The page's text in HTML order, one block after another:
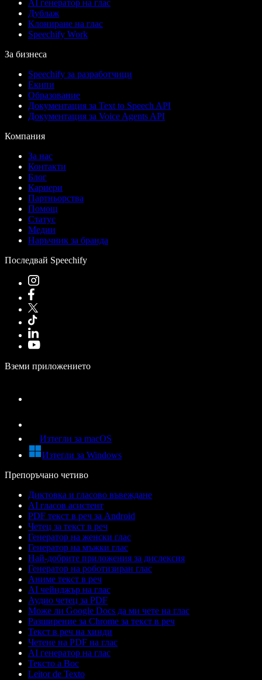
AI генератор на глас
Дублаж
Клониране на глас
Speechify Work
За бизнеса
Speechify за разработчици
Екипи
Образование
Документация за Text to Speech API
Документация за Voice Agents API
Компания
За нас
Контакти
Блог
Кариери
Партньорства
Помощ
Статус
Медии
Наръчник за бранда
Последвай Speechify
Вземи приложението
Изтегли за macOS
Изтегли за Windows
Препоръчано четиво
Диктовка и гласово въвеждане
AI гласов асистент
PDF текст в реч за Android
Четец за текст в реч
Генератор на женски глас
Генератор на мъжки глас
Най-добрите приложения за дислексия
Генератор на роботизиран глас
Аниме текст в реч
AI чейнджър на глас
Аудио четец за PDF
Може ли Google Docs да ми чете на глас
Разширение за Chrome за текст в реч
Текст в реч на хинди
Четене на PDF на глас
AI генератор на глас
Тексто а Вос
Leitor de Texto